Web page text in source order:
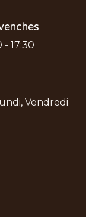
- 17:30
Vendredi